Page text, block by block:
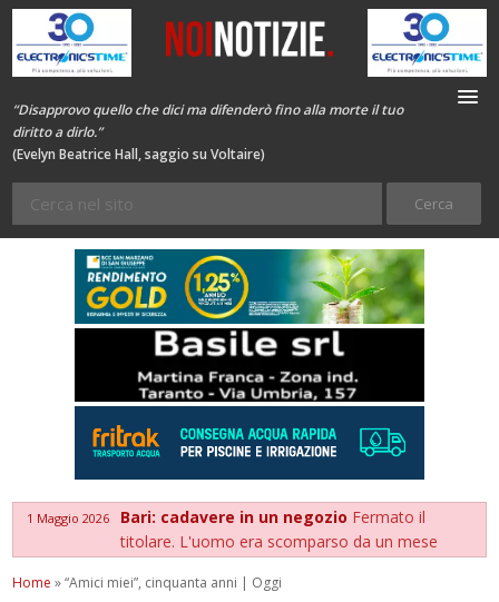
“Disapprovo quello che dici ma difenderò fino alla morte il tuo
diritto a dirlo.”
(Evelyn Beatrice Hall, saggio su Voltaire)
1 Maggio 2026 Bari: cadavere in un negozio Fermato il
titolare. L'uomo era scomparso da un mese
Home »“Amici miei”, cinquanta anni | Oggi